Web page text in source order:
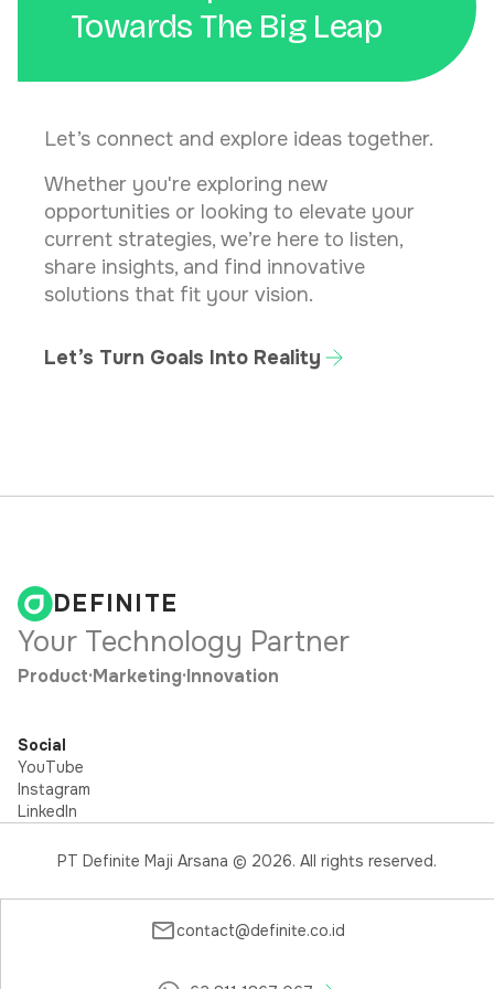
Towards The Big Leap
Let’s connect and explore ideas together.
Whether you're exploring new
opportunities or looking to elevate your
current strategies, we’re here to listen,
share insights, and find innovative
solutions that fit your vision.
Let’s Turn Goals Into Reality
DEFINITE
Your Technology Partner
Product·Marketing·Innovation
Social
YouTube
Instagram
LinkedIn
PT Definite Maji Arsana © 2026. All rights reserved.
contact@definite.co.id